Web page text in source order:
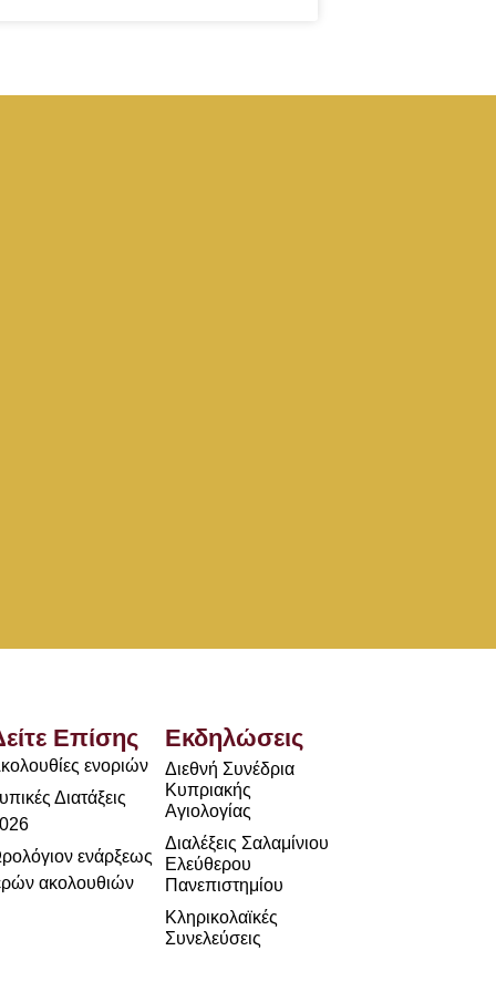
Επίσης
ενοριών
Διατάξεις
ενάρξεως
ακολουθιών
Εκδηλώσεις
Διεθνή Συνέδρια
Κυπριακής
Αγιολογίας
Διαλέξεις Σαλαμίνιου
Ελεύθερου
Πανεπιστημίου
Κληρικολαϊκές
Συνελεύσεις